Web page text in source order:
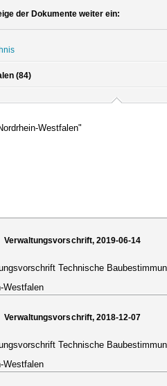
der Dokumente weiter ein:
(84)
Westfalen"
Verwaltungsvorschrift, 2019-06-14
Technische
Westfalen
Verwaltungsvorschrift, 2018-12-07
Technische
Westfalen